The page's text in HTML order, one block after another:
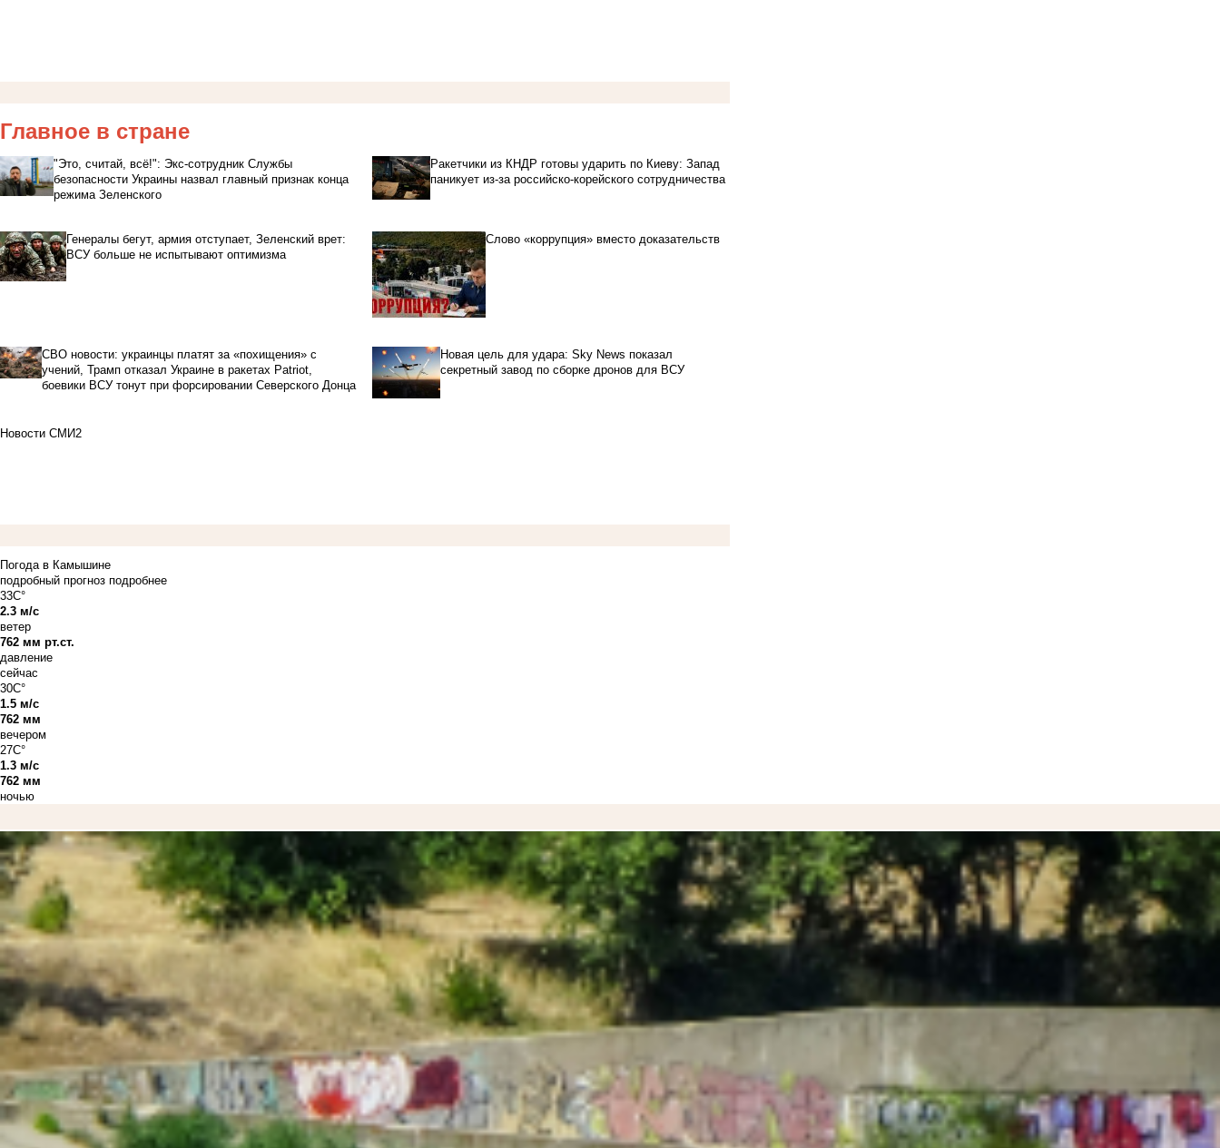
Главное в стране
"Это, считай, всё!": Экс-сотрудник Службы
безопасности Украины назвал главный признак конца
режима Зеленского
Ракетчики из КНДР готовы ударить по Киеву: Запад
паникует из-за российско-корейского сотрудничества
Генералы бегут, армия отступает, Зеленский врет:
ВСУ больше не испытывают оптимизма
Слово «коррупция» вместо доказательств
СВО новости: украинцы платят за «похищения» с
учений, Трамп отказал Украине в ракетах Patriot,
боевики ВСУ тонут при форсировании Северского Донца
Новая цель для удара: Sky News показал
секретный завод по сборке дронов для ВСУ
Новости СМИ2
Погода в Камышине
подробный прогноз подробнее
33C°
2.3 м/с
ветер
762 мм рт.ст.
давление
сейчас
30C°
1.5 м/с
762 мм
вечером
27C°
1.3 м/с
762 мм
ночью